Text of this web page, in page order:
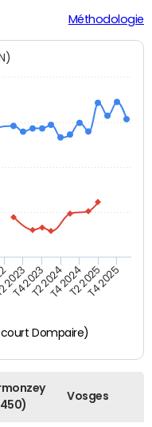
Méthodologie
Dompaire)
2023
T4 2023T2 2024T4 2024T2 2025T4 2025
Vosges